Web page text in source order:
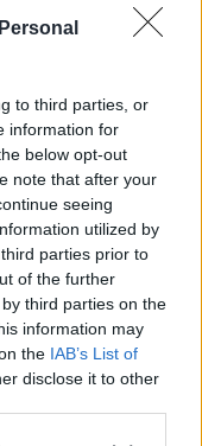
to third parties, or
information for
below opt-out
note that after your
seeing
utilized by
parties prior to
of the further
third parties on the
information may
the IAB’s List of
disclose it to other
V tomto byte
V tomto byte
a čisté línie vyzerajú super.
dreva a môže vás
a škodcami?
predtym naparovane aby